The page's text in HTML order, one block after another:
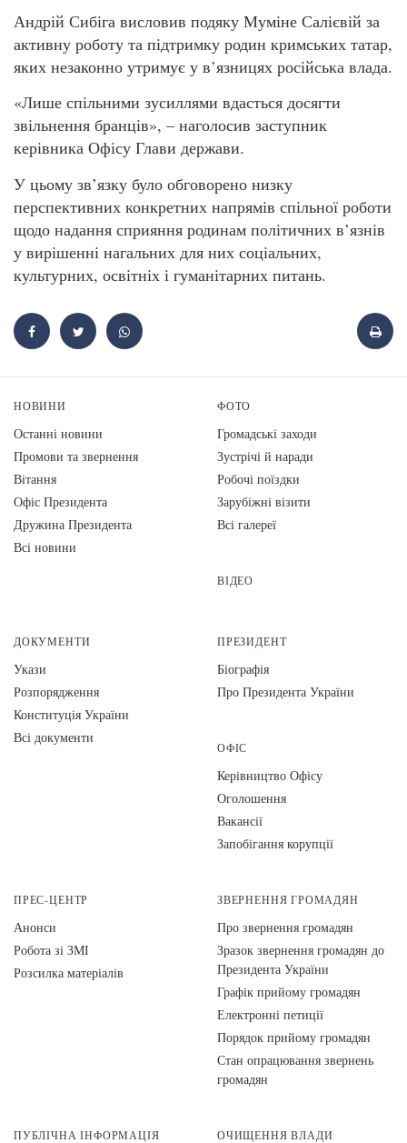
Андрій Сибіга висловив подяку Муміне Салієвій за
активну роботу та підтримку родин кримських татар,
яких незаконно утримує у в’язницях російська влада.
«Лише спільними зусиллями вдасться досягти
звільнення бранців», – наголосив заступник
керівника Офісу Глави держави.
У цьому зв’язку було обговорено низку
перспективних конкретних напрямів спільної роботи
щодо надання сприяння родинам політичних в’язнів
у вирішенні нагальних для них соціальних,
культурних, освітніх і гуманітарних питань.
НОВИНИ
Останні новини
Промови та звернення
Вiтання
Офіс Президента
Дружина Президента
Всі новини
ФОТО
Громадські заходи
Зустрічі й наради
Робочі поїздки
Зарубіжні візити
Всі галереї
ВІДЕО
ДОКУМЕНТИ
Укази
Розпорядження
Конституція України
Всі документи
ПРЕЗИДЕНТ
Біографія
Про Президента України
ОФІС
Керівництво Офісу
Оголошення
Вакансії
Запобігання корупції
ПРЕС-ЦЕНТР
Анонси
Робота зі ЗМІ
Розсилка матеріалів
ЗВЕРНЕННЯ ГРОМАДЯН
Про звернення громадян
Зразок звернення громадян до
Президента України
Графік прийому громадян
Електронні петиції
Порядок прийому громадян
Стан опрацювання звернень
громадян
ПУБЛІЧНА ІНФОРМАЦІЯ ОЧИЩЕННЯ ВЛАДИ